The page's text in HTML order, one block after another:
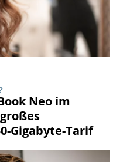
Neo im
Gigabyte-Tarif